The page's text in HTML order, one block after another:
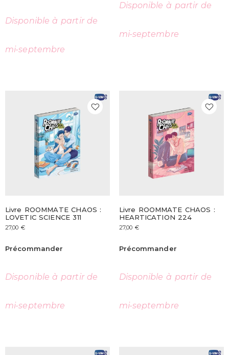
Disponible à partir de
mi-septembre
Disponible à partir de
mi-septembre
Livre ROOMMATE CHAOS :
LOVETIC SCIENCE 311
27,00 €
Précommander
Disponible à partir de
mi-septembre
Livre ROOMMATE CHAOS :
HEARTICATION 224
27,00 €
Précommander
Disponible à partir de
mi-septembre